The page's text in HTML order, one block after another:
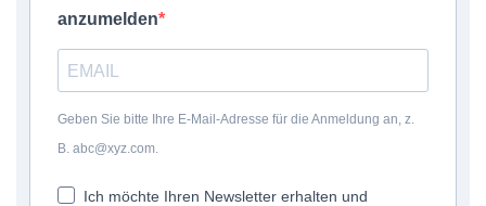
anzumelden
Geben Sie bitte Ihre E-Mail-Adresse für die Anmeldung an, z.
B. abc@xyz.com.
Ich möchte Ihren Newsletter erhalten und